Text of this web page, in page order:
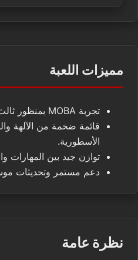
مميزات اللعبة
تجربة MOBA بمنظور ثالث فريدة من نوعها.
قائمة ضخمة من الآلهة
الأسطورية.
توازن جيد بين المهارات
دعم مستمر وتحديثات
نظرة عامة